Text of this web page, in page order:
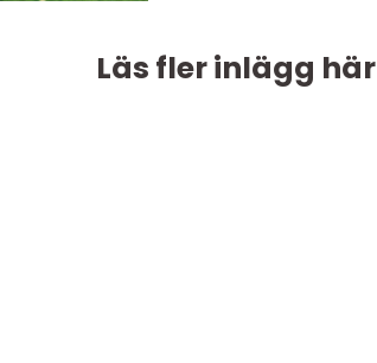
Läs fler inlägg här